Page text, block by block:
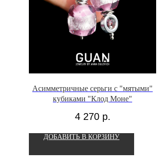
Асимметричные серьги с "мятыми"
кубиками "Клод Моне"
4 270 р.
ДОБАВИТЬ В КОРЗИНУ